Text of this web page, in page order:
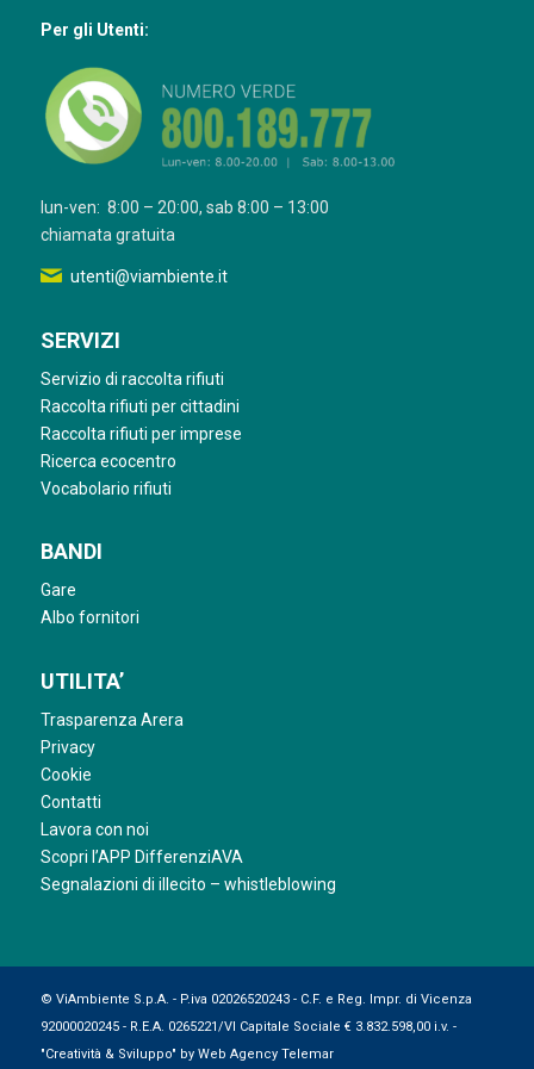
Per gli Utenti:
lun-ven: 8:00 – 20:00, sab 8:00 – 13:00
chiamata gratuita
utenti@viambiente.it
SERVIZI
Servizio di raccolta rifiuti
Raccolta rifiuti per cittadini
Raccolta rifiuti per imprese
Ricerca ecocentro
Vocabolario rifiuti
BANDI
Gare
Albo fornitori
UTILITA’
Trasparenza Arera
Privacy
Cookie
Contatti
Lavora con noi
Scopri l’APP DifferenziAVA
Segnalazioni di illecito – whistleblowing
© ViAmbiente S.p.A. - P.iva 02026520243 - C.F. e Reg. Impr. di Vicenza
92000020245 - R.E.A. 0265221/VI Capitale Sociale € 3.832.598,00 i.v. -
"Creatività & Sviluppo" by Web Agency Telemar